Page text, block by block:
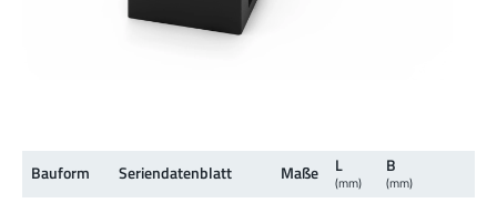
Bauform Serien­daten­blatt Maße L
(mm)
B
(mm)